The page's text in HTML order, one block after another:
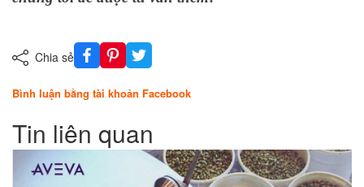
Chia sẻ
Bình luận bằng tài khoản Facebook
Tin liên quan